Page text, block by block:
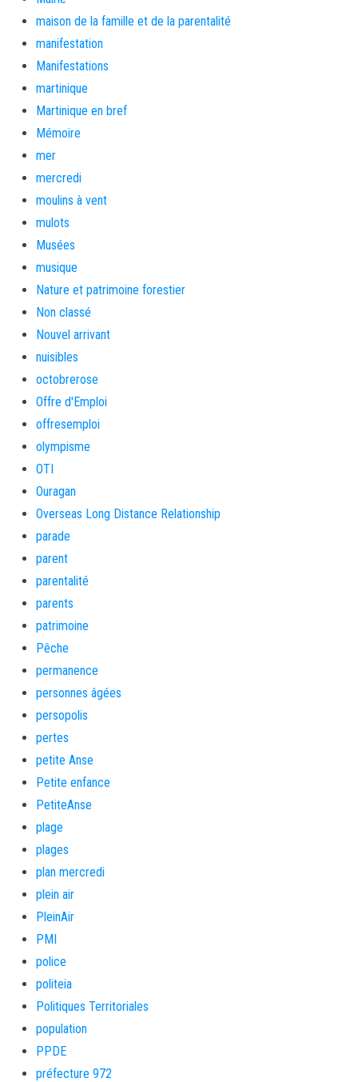
maison de la famille et de la parentalité
manifestation
Manifestations
martinique
Martinique en bref
Mémoire
mer
mercredi
moulins à vent
mulots
Musées
musique
Nature et patrimoine forestier
Non classé
Nouvel arrivant
nuisibles
octobrerose
Offre d'Emploi
offresemploi
olympisme
OTI
Ouragan
Overseas Long Distance Relationship
parade
parent
parentalité
parents
patrimoine
Pêche
permanence
personnes âgées
persopolis
pertes
petite Anse
Petite enfance
PetiteAnse
plage
plages
plan mercredi
plein air
PleinAir
PMI
police
politeia
Politiques Territoriales
population
PPDE
préfecture 972